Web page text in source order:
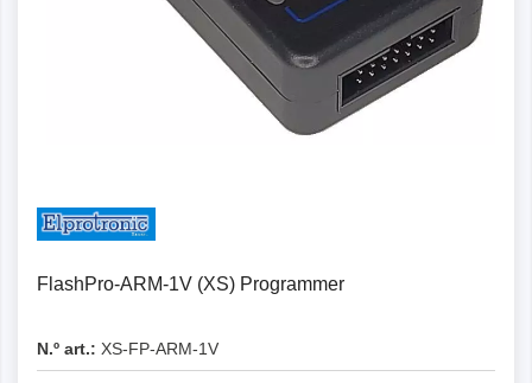
FlashPro-ARM-1V (XS) Programmer
N.º art.: XS-FP-ARM-1V